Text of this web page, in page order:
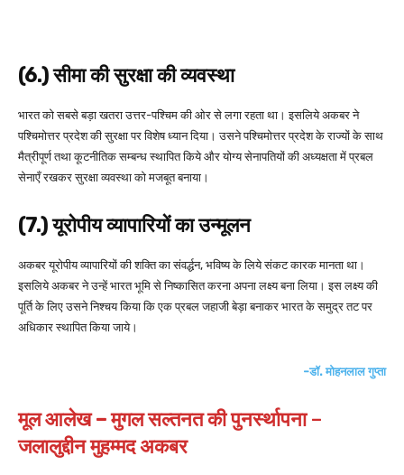
(6.) सीमा की सुरक्षा की व्यवस्था
भारत को सबसे बड़ा खतरा उत्तर-पश्चिम की ओर से लगा रहता था। इसलिये अकबर ने
पश्चिमोत्तर प्रदेश की सुरक्षा पर विशेष ध्यान दिया। उसने पश्चिमोत्तर प्रदेश के राज्यों के साथ
मैत्रीपूर्ण तथा कूटनीतिक सम्बन्ध स्थापित किये और योग्य सेनापतियों की अध्यक्षता में प्रबल
सेनाएँ रखकर सुरक्षा व्यवस्था को मजबूत बनाया।
(7.) यूरोपीय व्यापारियों का उन्मूलन
अकबर यूरोपीय व्यापारियों की शक्ति का संवर्द्धन, भविष्य के लिये संकट कारक मानता था।
इसलिये अकबर ने उन्हें भारत भूमि से निष्कासित करना अपना लक्ष्य बना लिया। इस लक्ष्य की
पूर्ति के लिए उसने निश्चय किया कि एक प्रबल जहाजी बेड़ा बनाकर भारत के समुद्र तट पर
अधिकार स्थापित किया जाये।
-डॉ. मोहनलाल गुप्ता
मूल आलेख – मुगल सल्तनत की पुनर्स्थापना–
जलालुद्दीन मुहम्मद अकबर